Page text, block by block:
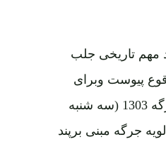
مهم تاریخی جلب
پیوست وبرای
دولت مشکلات بسیارزیاد ایجاد کرد. شاه امان الله در روز اخیر لویه جرگه 1303 (سه شنبه
لویه جرگه مبنی برپند